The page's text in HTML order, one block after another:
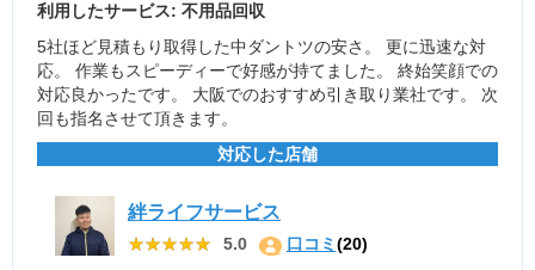
利用したサービス: 不用品回収
5社ほど見積もり取得した中ダントツの安さ。 更に迅速な対
応。 作業もスピーディーで好感が持てました。 終始笑顔での
対応良かったです。 大阪でのおすすめ引き取り業社です。 次
回も指名させて頂きます。
対応した店舗
絆ライフサービス
★★★★★
★★★★★ 5.0 口コミ(20)